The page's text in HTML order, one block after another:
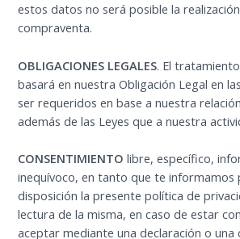
estos datos no será posible la
compraventa.
OBLIGACIONES LEGALES. El
basará en nuestra Obligación Legal en
ser requeridos en base a nuestra
además de las Leyes que a nuestra
CONSENTIMIENTO libre, específico,
inequívoco, en tanto que te informamos
disposición la presente política de
lectura de la misma, en caso de estar
aceptar mediante una declaración o una